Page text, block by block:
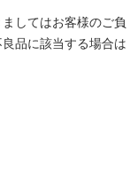
してはお客様のご負
品に該当する場合は